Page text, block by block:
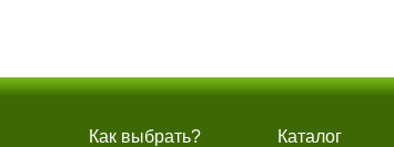
Как выбрать? Каталог